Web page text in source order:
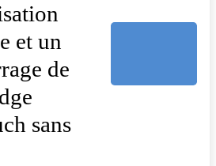
et un
de
sans